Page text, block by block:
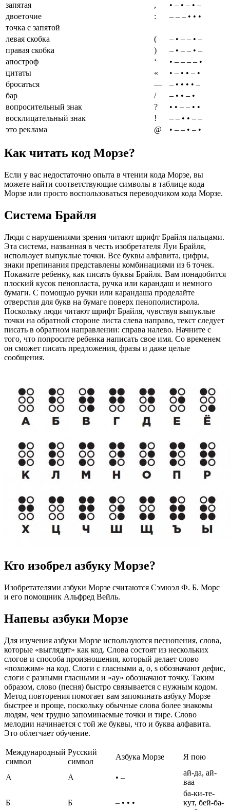
запятая
,
• – • – • –
двоеточие
:
– – – • • •
точка с запятой
левая скобка
(
– • – – • –
правая скобка
)
– • – – • –
апостроф
‘
• – – – – •
цитаты
«
• – • • – •
бросаться
—
– • • • • –
бар
/
– • • – •
вопросительный знак
?
• • – – • •
восклицательный знак
!
– – • • – –
это реклама
@ • – – • – •
Как читать код Морзе?
Если у вас недостаточно опыта в чтении кода Морзе, вы
можете найти соответствующие символы в таблице кода
Морзе или просто воспользоваться переводчиком кода Морзе.
Система Брайля
Люди с нарушениями зрения читают шрифт Брайля пальцами.
Эта система, названная в честь изобретателя Луи Брайля,
использует выпуклые точки. Все буквы алфавита, цифры,
знаки препинания представлены комбинациями из 6 точек.
Покажите ребенку, как писать буквы Брайля. Вам понадобится
плоский кусок пенопласта, ручка или карандаш и немного
бумаги. С помощью ручки или карандаша проделайте
отверстия для букв на бумаге поверх пенополистирола.
Поскольку люди читают шрифт Брайля, чувствуя выпуклые
точки на обратной стороне листа слева направо, текст следует
писать в обратном направлении: справа налево. Начните с
того, что попросите ребенка написать свое имя. Со временем
он сможет писать предложения, фразы и даже целые
сообщения.
Кто изобрел азбуку Морзе?
Изобретателями азбуки Морзе считаются Сэмюэл Ф. Б. Морс
и его помощник Альфред Вейль.
Напевы азбуки Морзе
Для изучения азбуки Морзе используются песнопения, слова,
которые «выглядят» как код. Слова состоят из нескольких
слогов и способа произношения, который делает слово
«похожим» на код. Слоги с гласными a, o, s обозначают дефис,
слоги с разными гласными и «ay» обозначают точку. Таким
образом, слово (песня) быстро связывается с нужным кодом.
Метод повторения помогает вам запоминать азбуку Морзе
быстрее и проще, поскольку обычные слова более знакомы
людям, чем трудно запоминаемые точки и тире. Слово
мелодии начинается с той же буквы, что и буква алфавита.
Это облегчает обучение.
Международный
символ
Русский
символ
Азбука Морзе Я пою
А А • –
ай-да, ай-
ваа
Б Б – • • •
ба-ки-те-
кут, бей-ба-